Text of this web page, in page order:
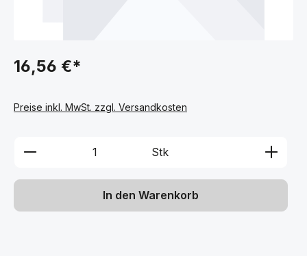
16,56 €*
Preise inkl. MwSt. zzgl. Versandkosten
Produkt Anzahl: Gib den
Stk
In den Warenkorb